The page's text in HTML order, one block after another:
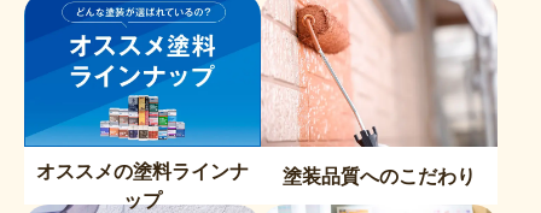
オススメの塗料ラインナ
ップ
塗装品質へのこだわり